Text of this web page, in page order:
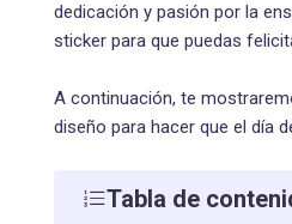
dedicación y pasión por la
sticker para que puedas
A continuación, te
diseño para hacer que el día
Tabla de